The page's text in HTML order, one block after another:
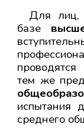
Для лиц,
базе
тем же
испытания
среднего